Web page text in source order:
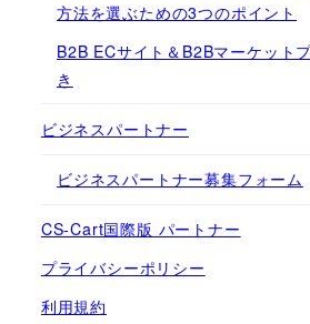
方法を選ぶための3つのポイント
B2B ECサイト＆B2Bマーケット
き
ビジネスパートナー
ビジネスパートナー募集フォーム
CS-Cart国際版 パートナー
プライバシーポリシー
利用規約